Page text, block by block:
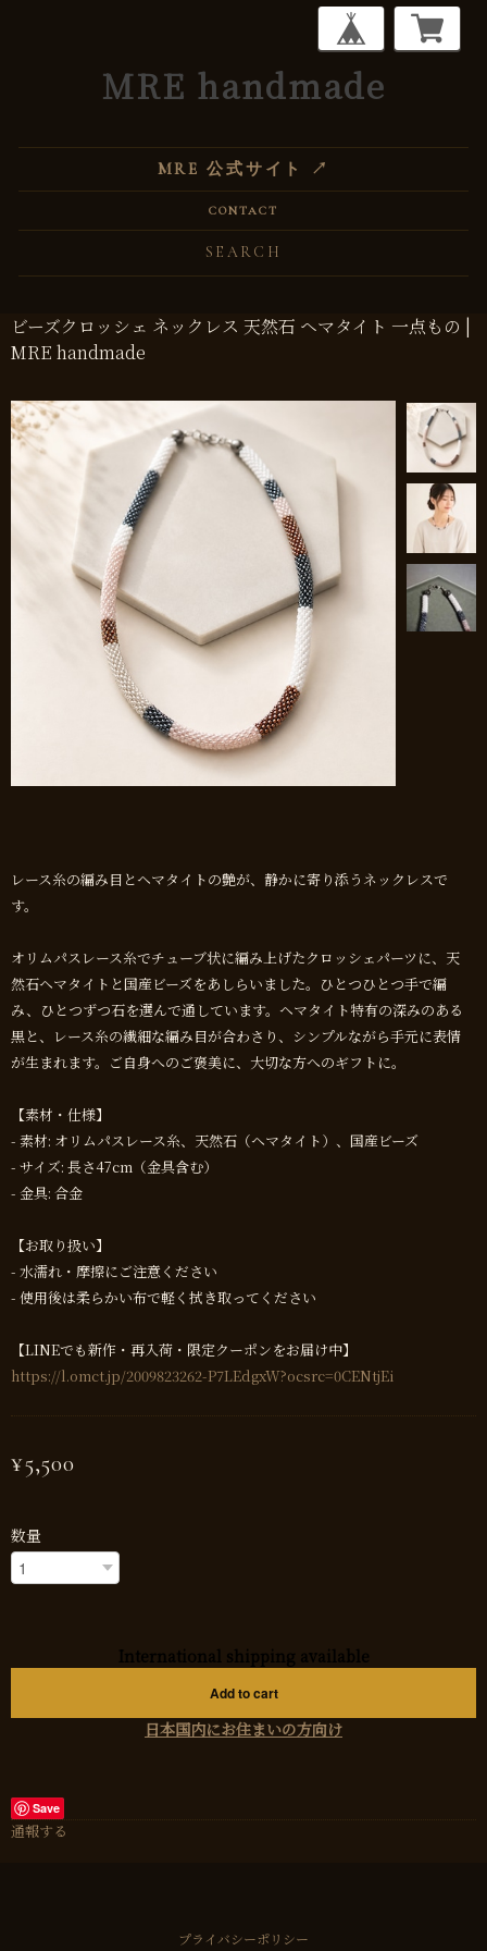
MRE handmade
MRE 公式サイト ↗
CONTACT
ビーズクロッシェ ネックレス 天然石 ヘマタイト 一点もの |
MRE handmade
レース糸の編み目とヘマタイトの艶が、静かに寄り添うネックレスで
す。
オリムパスレース糸でチューブ状に編み上げたクロッシェパーツに、天
然石ヘマタイトと国産ビーズをあしらいました。ひとつひとつ手で編
み、ひとつずつ石を選んで通しています。ヘマタイト特有の深みのある
黒と、レース糸の繊細な編み目が合わさり、シンプルながら手元に表情
が生まれます。ご自身へのご褒美に、大切な方へのギフトに。
【素材・仕様】
- 素材: オリムパスレース糸、天然石（ヘマタイト）、国産ビーズ
- サイズ: 長さ47cm（金具含む）
- 金具: 合金
【お取り扱い】
- 水濡れ・摩擦にご注意ください
- 使用後は柔らかい布で軽く拭き取ってください
【LINEでも新作・再入荷・限定クーポンをお届け中】
https://l.omct.jp/2009823262-P7LEdgxW?ocsrc=0CENtjEi
¥5,500
数量
International shipping available
Add to cart
日本国内にお住まいの方向け
Save
通報する
プライバシーポリシー